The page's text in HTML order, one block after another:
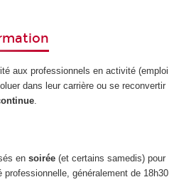
aux professionnels en activité (emploi
dans leur carrière ou se reconvertir
.
en soirée (et certains samedis) pour
généralement de 18h30